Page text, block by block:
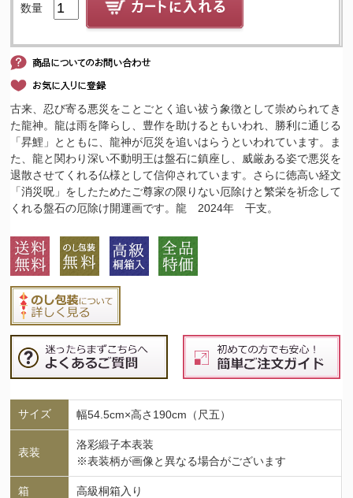
数量
古来、忍び寄る悪災をことごとく追い祓う象徴として崇められてき
た龍神。龍は雨を降らし、豊作を助けるともいわれ、勝利に通じる
「昇鯉」とともに、龍神が厄災を追いはらうといわれています。ま
た、龍と関わり深い不動明王は盤石に鎮座し、威厳ある姿で悪災を
退散させてくれる仏様として信仰されています。さらに徳高い経文
「消災呪」をしたためたご尊家の限りない厄除けと繁栄を祈念して
くれる盤石の厄除け開運画です。龍 2024年 干支。
サイズ 幅54.5cm×高さ190cm（尺五）
表装
洛彩緞子本表装
※表装柄が画像と異なる場合がございます
箱 高級桐箱入り